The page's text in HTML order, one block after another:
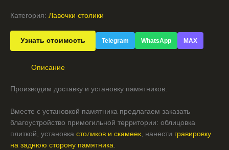
Категория: Лавочки столики
Узнать стоимость Telegram WhatsApp MAX
Описание
Производим доставку и установку памятников.
Вместе с установкой памятника предлагаем заказать
благоустройство примогильной территории: облицовка
плиткой, установка столиков и скамеек, нанести гравировку
на заднюю сторону памятника.